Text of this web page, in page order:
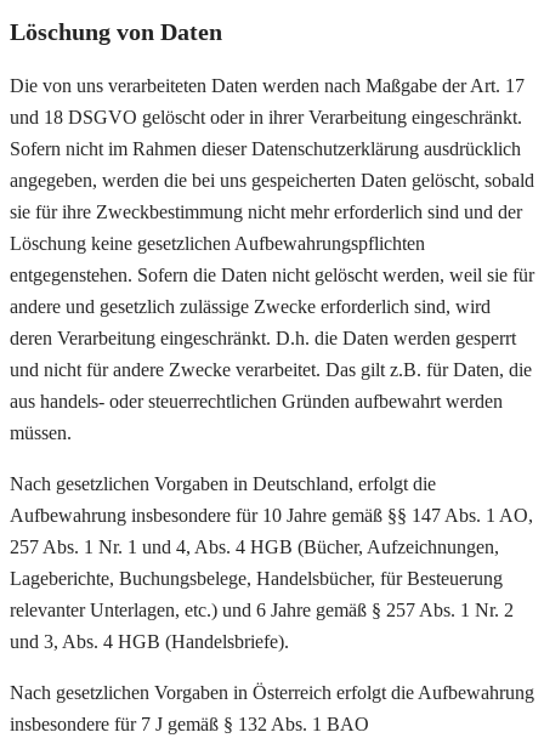
Löschung von Daten
Die von uns verarbeiteten Daten werden nach Maßgabe der Art. 17
und 18 DSGVO gelöscht oder in ihrer Verarbeitung eingeschränkt.
Sofern nicht im Rahmen dieser Datenschutzerklärung ausdrücklich
angegeben, werden die bei uns gespeicherten Daten gelöscht, sobald
sie für ihre Zweckbestimmung nicht mehr erforderlich sind und der
Löschung keine gesetzlichen Aufbewahrungspflichten
entgegenstehen. Sofern die Daten nicht gelöscht werden, weil sie für
andere und gesetzlich zulässige Zwecke erforderlich sind, wird
deren Verarbeitung eingeschränkt. D.h. die Daten werden gesperrt
und nicht für andere Zwecke verarbeitet. Das gilt z.B. für Daten, die
aus handels- oder steuerrechtlichen Gründen aufbewahrt werden
müssen.
Nach gesetzlichen Vorgaben in Deutschland, erfolgt die
Aufbewahrung insbesondere für 10 Jahre gemäß §§ 147 Abs. 1 AO,
257 Abs. 1 Nr. 1 und 4, Abs. 4 HGB (Bücher, Aufzeichnungen,
Lageberichte, Buchungsbelege, Handelsbücher, für Besteuerung
relevanter Unterlagen, etc.) und 6 Jahre gemäß § 257 Abs. 1 Nr. 2
und 3, Abs. 4 HGB (Handelsbriefe).
Nach gesetzlichen Vorgaben in Österreich erfolgt die Aufbewahrung
insbesondere für 7 J gemäß § 132 Abs. 1 BAO